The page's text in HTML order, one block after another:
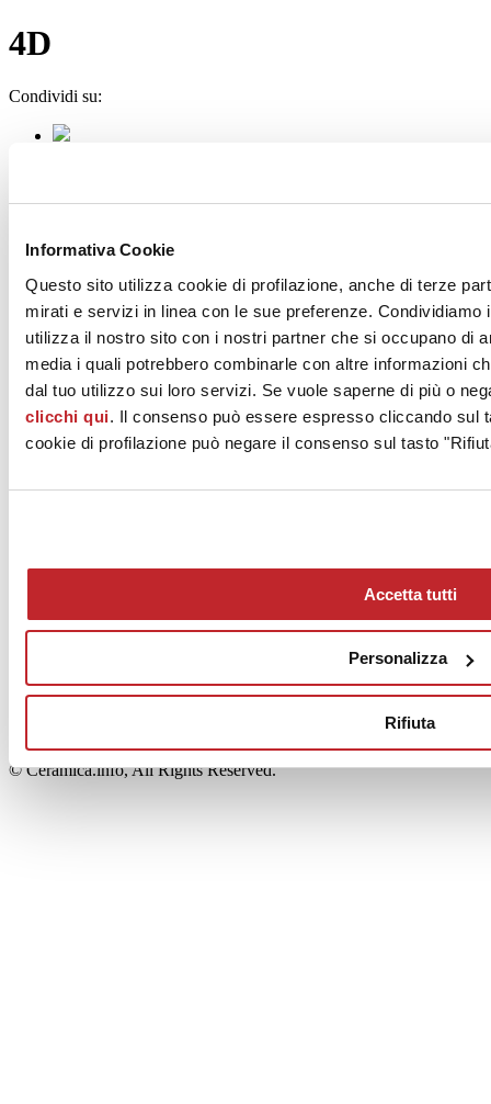
Informativa Cookie
Questo sito utilizza cookie di profilazione, anche di terze
mirati e servizi in linea con le sue preferenze.
utilizza il nostro sito con i nostri partner che si occupano di
media i quali potrebbero combinarle con altre informazioni
dal tuo utilizzo sui loro servizi. Se vuole saperne di più o
clicchi qui. Il consenso può essere espresso cliccando sul
cookie di profilazione può negare il consenso sul tasto
Accetta tutti
Personalizza
Rifiuta
4D
Condividi su:
News
aziende
Edi.Cer S.p.a. Società unipersonale
Viale Monte Santo, 40 - 41049 Sassuolo (MO) - Italy
00853700367
Iscrizione al Registro delle Imprese: REA Modena 189678
© Ceramica.info, All Rights Reserved.